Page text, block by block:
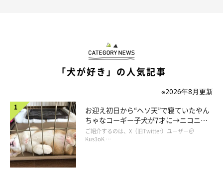
「犬が好き」の人気記事
※2026年8月更新
お迎え初日から“ヘソ天”で寝ていたやん
ちゃなコーギー子犬が7才に→ニコニ
コ“コーギースマイル”が魅力のコに成
長！
ご紹介するのは、X（旧Twitter）ユーザー＠
Kus1oK …